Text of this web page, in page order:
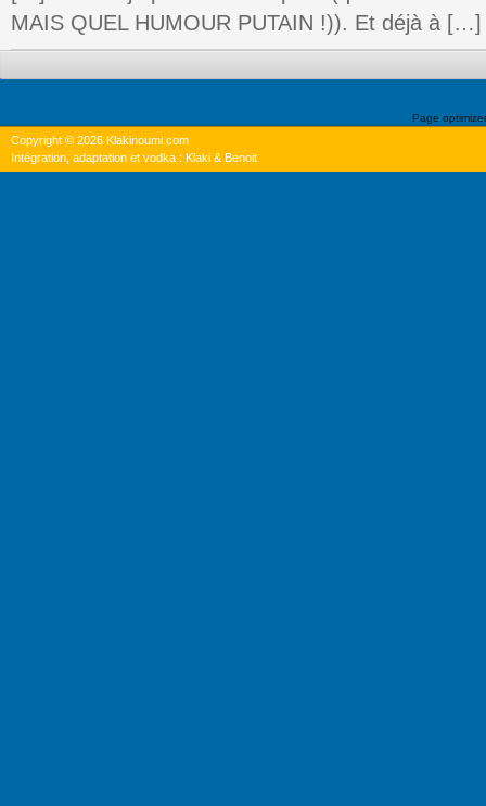
MAIS QUEL HUMOUR PUTAIN !)). Et déjà à […]
Page
Copyright © 2026 Klakinoumi.com
Intégration, adaptation et vodka : Klaki & Benoit